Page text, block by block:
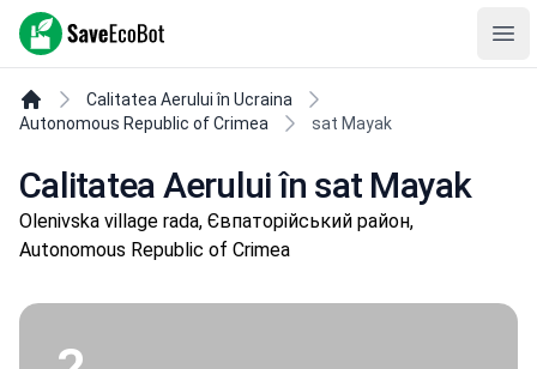
SaveEcoBot
Calitatea Aerului în Ucraina
Autonomous Republic of Crimea
sat Mayak
Calitatea Aerului în sat Mayak
Olenivska village rada, Євпаторійський район,
Autonomous Republic of Crimea